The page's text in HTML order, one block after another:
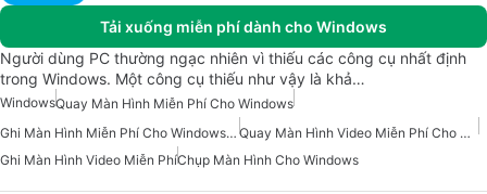
Tải xuống miễn phí dành cho Windows
Người dùng PC thường ngạc nhiên vì thiếu các công cụ nhất định
trong Windows. Một công cụ thiếu như vậy là khả…
WindowsQuay Màn Hình Miễn Phí Cho Windows
Ghi Màn Hình Miễn Phí Cho Windows 10
Quay Màn Hình Video Miễn Phí Cho Windows
Ghi Màn Hình Video Miễn PhíChụp Màn Hình Cho Windows